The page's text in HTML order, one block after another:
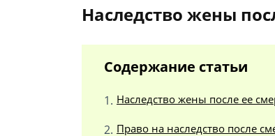
Наследство жены
Содержание статьи
Наследство жены после ее
Право на наследство после